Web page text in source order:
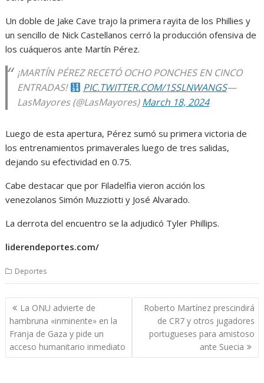
Un doble de Jake Cave trajo la primera rayita de los Phillies y
un sencillo de Nick Castellanos cerró la producción ofensiva de
los cuáqueros ante Martín Pérez.
¡MARTÍN PÉREZ RECETÓ OCHO PONCHES EN CINCO
ENTRADAS!
PIC.TWITTER.COM/1SSLNWANGS—
LasMayores (@LasMayores)March 18, 2024
Luego de esta apertura, Pérez sumó su primera victoria de
los entrenamientos primaverales luego de tres salidas,
dejando su efectividad en 0.75.
Cabe destacar que por Filadelfia vieron acción los
venezolanos Simón Muzziotti y José Alvarado.
La derrota del encuentro se la adjudicó Tyler Phillips.
liderendeportes.com/
Deportes
Navegación
de
entradas
La ONU advierte de
hambruna «inminente» en la
Franja de Gaza y pide un
acceso humanitario inmediato
Roberto Martínez prescindirá
de CR7 y otros jugadores
portugueses para amistoso
ante Suecia